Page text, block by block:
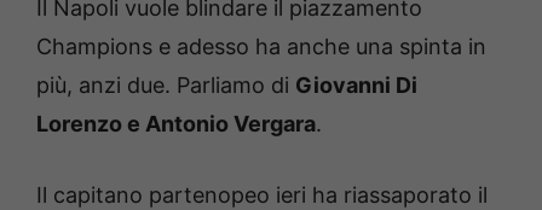
Il Napoli vuole blindare il piazzamento
Champions e adesso ha anche una spinta in
più, anzi due. Parliamo di Giovanni Di
Lorenzo e Antonio Vergara.
Il capitano partenopeo ieri ha riassaporato il